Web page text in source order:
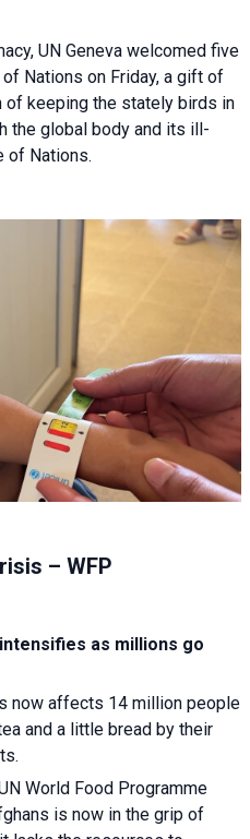
UN Geneva welcomed five
Nations on Friday, a gift of
of keeping the stately birds in
the global body and its ill-
of Nations.
– WFP
as millions go
now affects 14 million people
and a little bread by their
World Food Programme
is now in the grip of